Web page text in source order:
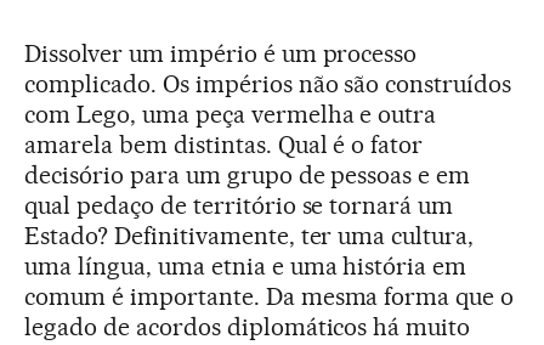
Dissolver um império é um processo
complicado. Os impérios não são construídos
com Lego, uma peça vermelha e outra
amarela bem distintas. Qual é o fator
decisório para um grupo de pessoas e em
qual pedaço de território se tornará um
Estado? Definitivamente, ter uma cultura,
uma língua, uma etnia e uma história em
comum é importante. Da mesma forma que o
legado de acordos diplomáticos há muito